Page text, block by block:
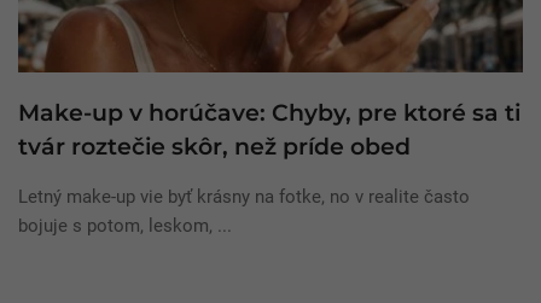
Make-up v horúčave: Chyby, pre ktoré sa ti
tvár roztečie skôr, než príde obed
Letný make-up vie byť krásny na fotke, no v realite často
bojuje s potom, leskom, ...